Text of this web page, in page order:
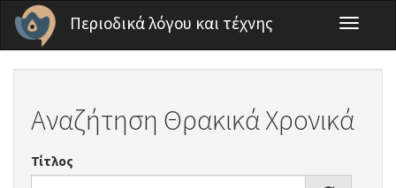
Παράκαμψη προς το κυρίως περιεχόμενο
Περιοδικά λόγου και τέχνης
Toggle
Αναζήτηση Θρακικά Χρονικά
Τίτλος